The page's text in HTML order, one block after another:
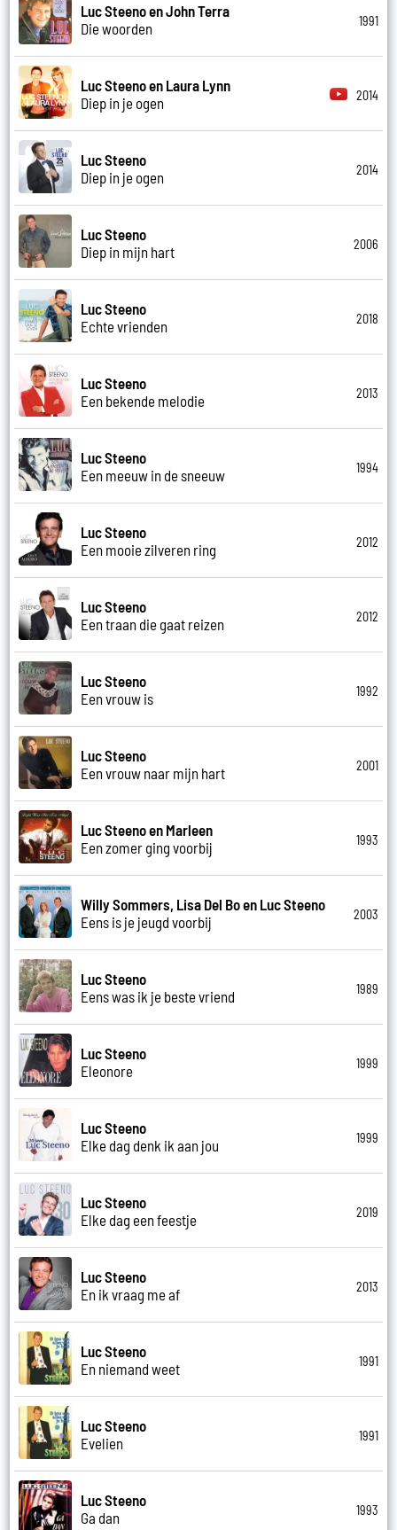
Luc Steeno en John Terra
Die woorden
1991
Luc Steeno en Laura Lynn
Diep in je ogen
2014
Luc Steeno
Diep in je ogen
2014
Luc Steeno
Diep in mijn hart
2006
Luc Steeno
Echte vrienden
2018
Luc Steeno
Een bekende melodie
2013
Luc Steeno
Een meeuw in de sneeuw
1994
Luc Steeno
Een mooie zilveren ring
2012
Luc Steeno
Een traan die gaat reizen
2012
Luc Steeno
Een vrouw is
1992
Luc Steeno
Een vrouw naar mijn hart
2001
Luc Steeno en Marleen
Een zomer ging voorbij
1993
Willy Sommers, Lisa Del Bo en Luc Steeno
Eens is je jeugd voorbij
2003
Luc Steeno
Eens was ik je beste vriend
1989
Luc Steeno
Eleonore
1999
Luc Steeno
Elke dag denk ik aan jou
1999
Luc Steeno
Elke dag een feestje
2019
Luc Steeno
En ik vraag me af
2013
Luc Steeno
En niemand weet
1991
Luc Steeno
Evelien
1991
Luc Steeno
Ga dan
1993